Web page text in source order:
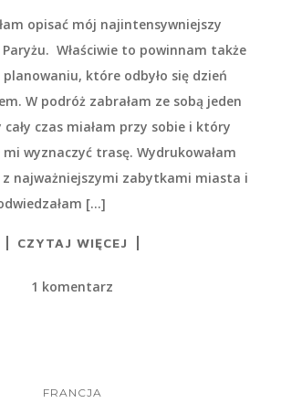
opisać mój najintensywniejszy
Właściwie to powinnam także
które odbyło się dzień
W podróż zabrałam ze sobą jeden
czas miałam przy sobie i który
wyznaczyć trasę. Wydrukowałam
z najważniejszymi zabytkami miasta i
[…]
CZYTAJ WIĘCEJ
1 komentarz
FRANCJA